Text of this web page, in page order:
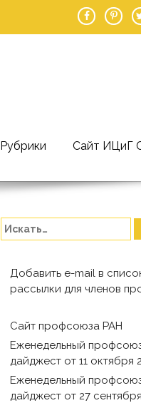
Рубрики Сайт ИЦиГ
Добавить e-mail в
рассылки для членов
Сайт профсоюза РАН
Еженедельный
дайджест от 11 октября
Еженедельный
дайджест от 27